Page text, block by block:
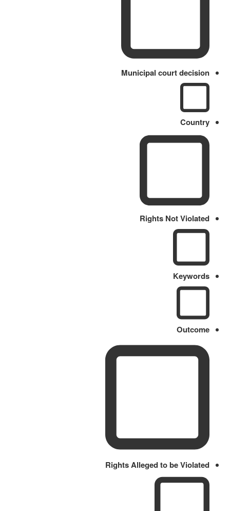
Municipal court decision
Country
Rights Not Violated
Keywords
Outcome
Rights Alleged to be Violated